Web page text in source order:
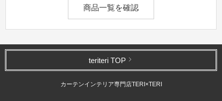
商品一覧を確認
teriteri TOP
カーテンインテリア専門店TERI×TERI